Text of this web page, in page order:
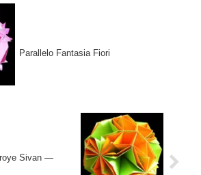
Parallelo Fantasia Fiori
Sivan —